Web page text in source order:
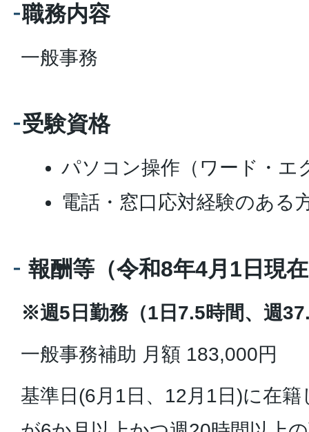
職務内容
一般事務
受験資格
パソコン操作（ワード・エ
電話・窓口応対経験のある
報酬等（令和8年4月1日現
※週5日勤務（1日7.5時間、週
一般事務補助 月額 183,000円
基準日(6月1日、12月1日)に在